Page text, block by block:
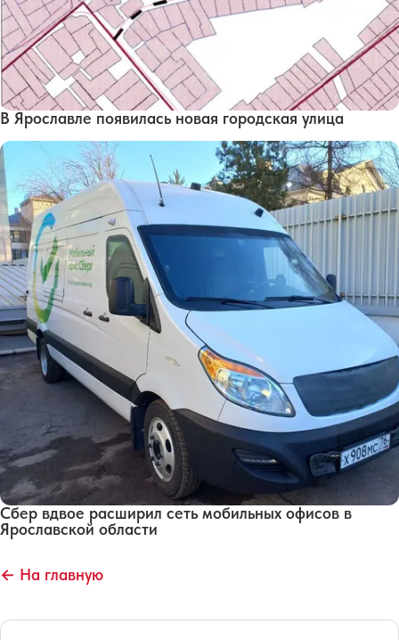
В Ярославле появилась новая городская улица
Сбер вдвое расширил сеть мобильных офисов в
Ярославской области
← На главную